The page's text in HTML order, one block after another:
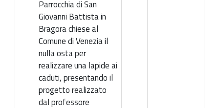
Parrocchia di San
Giovanni Battista in
Bragora chiese al
Comune di Venezia il
nulla osta per
realizzare una lapide ai
caduti, presentando il
progetto realizzato
dal professore